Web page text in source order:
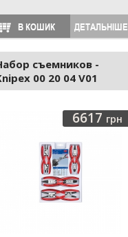
В КОШИК ДЕТАЛЬНІШЕ
съемников -
00 20 04 V01
6617 грн